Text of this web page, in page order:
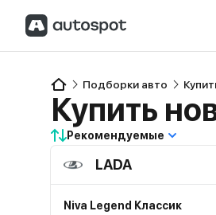
Подборки авто
Купить
Рекомендуемые
LADA
Niva Legend Классик